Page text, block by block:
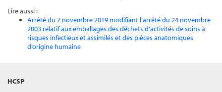
Lire aussi :
Arrêté du 7 novembre 2019 modifiant l’arrêté du 24 novembre
2003 relatif aux emballages des déchets d’activités de soins à
risques infectieux et assimilés et des pièces anatomiques
d’origine humaine
HCSP